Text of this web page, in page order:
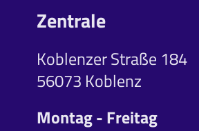
Zentrale
Koblenzer Straße 184
56073 Koblenz
Montag - Freitag